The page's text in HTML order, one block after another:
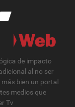
de impacto
al no ser
bien un portal
medios que
Tv